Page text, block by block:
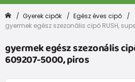
Gyerek cipők
Egész éves cipő
gyermek egész szezonális cipő RUSH,
gyermek egész szezonális
609207-5000, piros